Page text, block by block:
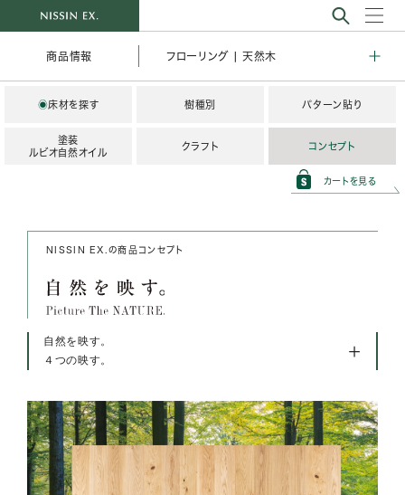
商品情報 フローリング | 天然木
◉床材を探す 樹種別 パターン貼り
塗装
ルビオ自然オイル
クラフト コンセプト
カートを見る
NISSIN EX.の商品コンセプト
自然を映す。
４つの映す。